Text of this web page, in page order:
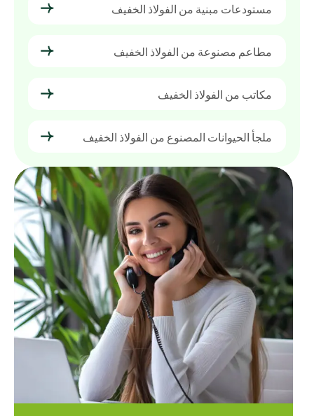
مستودعات مبنية من الفولاذ الخفيف
مطاعم مصنوعة من الفولاذ الخفيف
مكاتب من الفولاذ الخفيف
ملجأ الحيوانات المصنوع من الفولاذ الخفيف